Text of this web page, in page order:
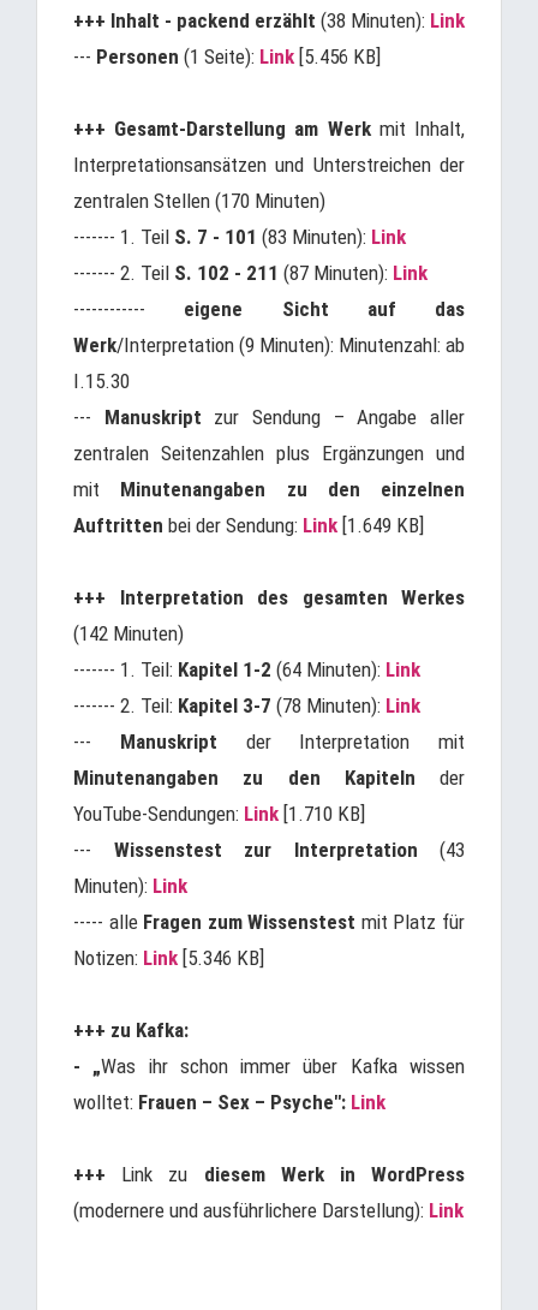
+++ Inhalt - packend erzählt (38 Minuten): Link
--- Personen (1 Seite): Link [5.456 KB]
+++ Gesamt-Darstellung am Werkmit Inhalt,
Interpretationsansätzen und Unterstreichen der
zentralen Stellen (170 Minuten)
------- 1. Teil S. 7 - 101 (83 Minuten): Link
------- 2. Teil S. 102 - 211 (87 Minuten): Link
------------ eigene Sicht auf das
Werk/Interpretation (9 Minuten): Minutenzahl: ab
I.15.30
--- Manuskript zur Sendung – Angabe aller
zentralen Seitenzahlen plus Ergänzungen und
mit Minutenangaben zu den einzelnen
Auftritten bei der Sendung: Link [1.649 KB]
+++
Interpretation des gesamten Werkes
(142 Minuten)
------- 1. Teil: Kapitel 1-2 (64 Minuten): Link
------- 2. Teil: Kapitel 3-7 (78 Minuten): Link
--- Manuskript der Interpretation mit
Minutenangaben zu den Kapiteln der
YouTube-Sendungen: Link [1.710 KB]
--- Wissenstest zur Interpretation (43
Minuten): Link
----- alle Fragen zum Wissenstest mit Platz für
Notizen: Link [5.346 KB]
+++ zu Kafka:
- „Was ihr schon immer über Kafka wissen
wolltet: Frauen – Sex – Psyche": Link
+++ Link zu diesem Werk in WordPress
(modernere und ausführlichere Darstellung): Link